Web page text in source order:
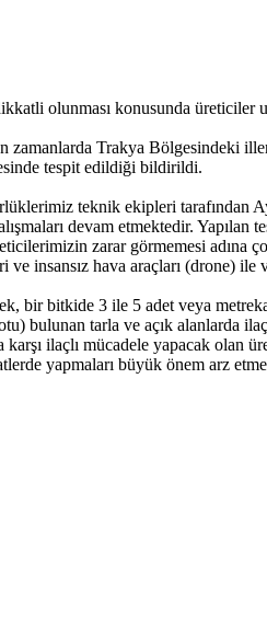
olunması konusunda üreticiler
zamanlarda Trakya Bölgesindeki
tespit edildiği bildirildi.
teknik ekipleri tarafından
devam etmektedir. Yapılan
zarar görmemesi
ve insansız hava araçları (drone)
bir bitkide 3 ile 5 adet veya
bulunan tarla ve açık
karşı ilaçlı mücadele yapacak
yapmaları büyük önem arz